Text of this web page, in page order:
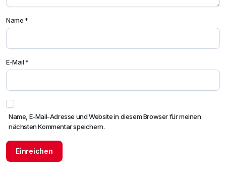
Name*
E-Mail*
Name, E-Mail-Adresse und Website in diesem Browser für meinen
nächsten Kommentar speichern.